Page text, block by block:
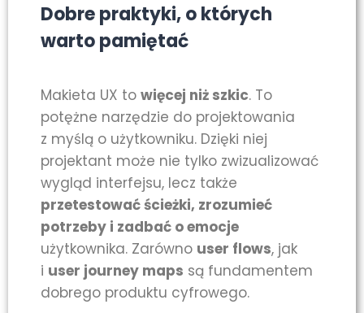
Dobre praktyki, o których
warto pamiętać
Makieta UX to więcej niż szkic. To
potężne narzędzie do projektowania
z myślą o użytkowniku. Dzięki niej
projektant może nie tylko zwizualizować
wygląd interfejsu, lecz także
przetestować ścieżki, zrozumieć
potrzeby i zadbać o emocje
użytkownika. Zarówno user flows, jak
i user journey maps są fundamentem
dobrego produktu cyfrowego.